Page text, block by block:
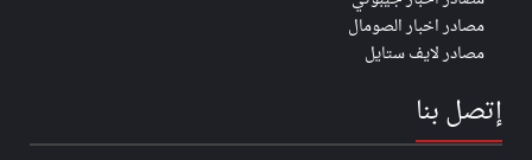
مصادر اخبار الصومال
مصادر لايف ستايل
إتصل بنا